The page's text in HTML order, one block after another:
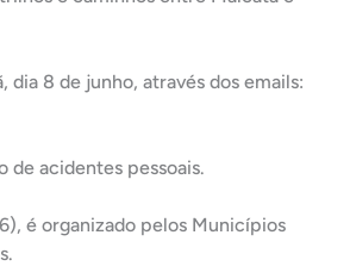
8 de junho, através dos emails:
de acidentes pessoais.
é organizado pelos Municípios